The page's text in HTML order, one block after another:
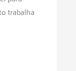
trabalha